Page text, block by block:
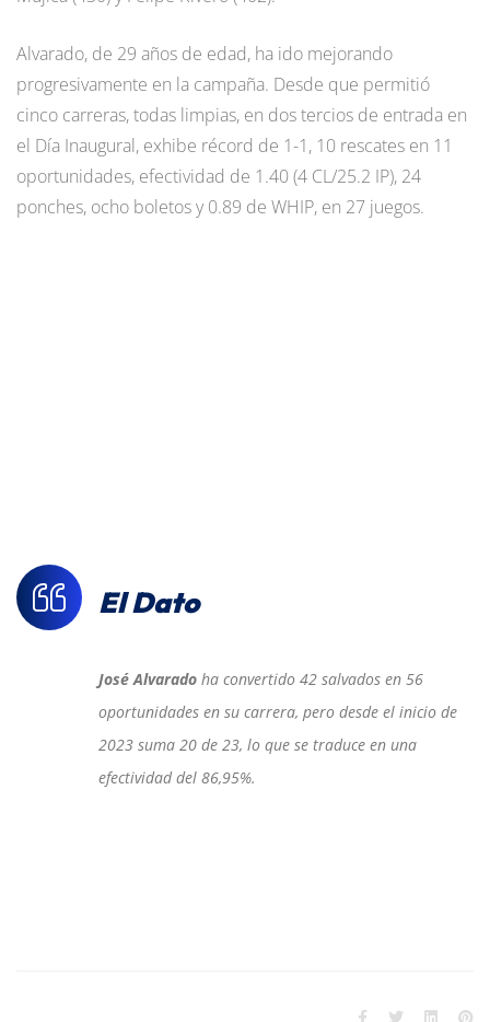
Alvarado, de 29 años de edad, ha ido mejorando
progresivamente en la campaña. Desde que permitió
cinco carreras, todas limpias, en dos tercios de entrada en
el Día Inaugural, exhibe récord de 1-1, 10 rescates en 11
oportunidades, efectividad de 1.40 (4 CL/25.2 IP), 24
ponches, ocho boletos y 0.89 de WHIP, en 27 juegos.
El Dato
José Alvarado ha convertido 42 salvados en 56
oportunidades en su carrera, pero desde el inicio de
2023 suma 20 de 23, lo que se traduce en una
efectividad del 86,95%.